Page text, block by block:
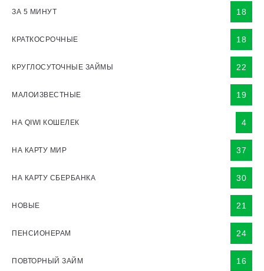
ЗА 5 МИНУТ 18
КРАТКОСРОЧНЫЕ 18
КРУГЛОСУТОЧНЫЕ ЗАЙМЫ 22
МАЛОИЗВЕСТНЫЕ 19
НА QIWI КОШЕЛЕК 4
НА КАРТУ МИР 37
НА КАРТУ СБЕРБАНКА 30
НОВЫЕ 21
ПЕНСИОНЕРАМ 24
ПОВТОРНЫЙ ЗАЙМ 16